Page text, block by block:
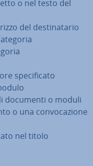
o nel testo del
del de­sti­na­ta­rio
spe­ci­fi­ca­to
documenti o moduli
o una con­vo­ca­zio­ne
nel titolo